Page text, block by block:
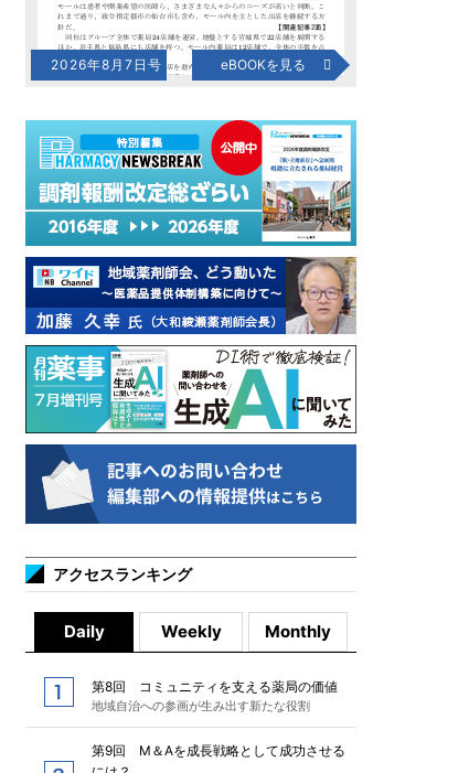
2026年8月7日号 eBOOKを見る
アクセスランキング
Daily Weekly Monthly
第8回 コミュニティを支える薬局の価値
地域自治への参画が生み出す新たな役割
第9回 M＆Aを成長戦略として成功させる